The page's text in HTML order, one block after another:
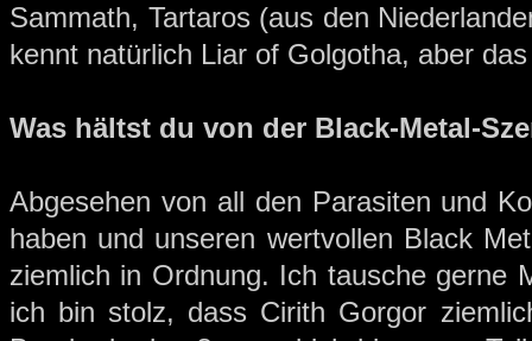
Sammath, Tartaros (aus den
kennt natürlich Liar of Golgotha, aber
Was hältst du von der Black-Metal-
Abgesehen von all den Parasiten und
haben und unseren wertvollen Black
ziemlich in Ordnung. Ich tausche gerne
ich bin stolz, dass Cirith Gorgor